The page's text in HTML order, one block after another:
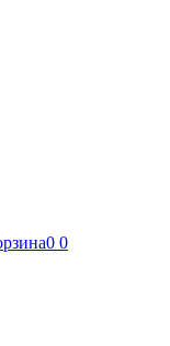
0 0